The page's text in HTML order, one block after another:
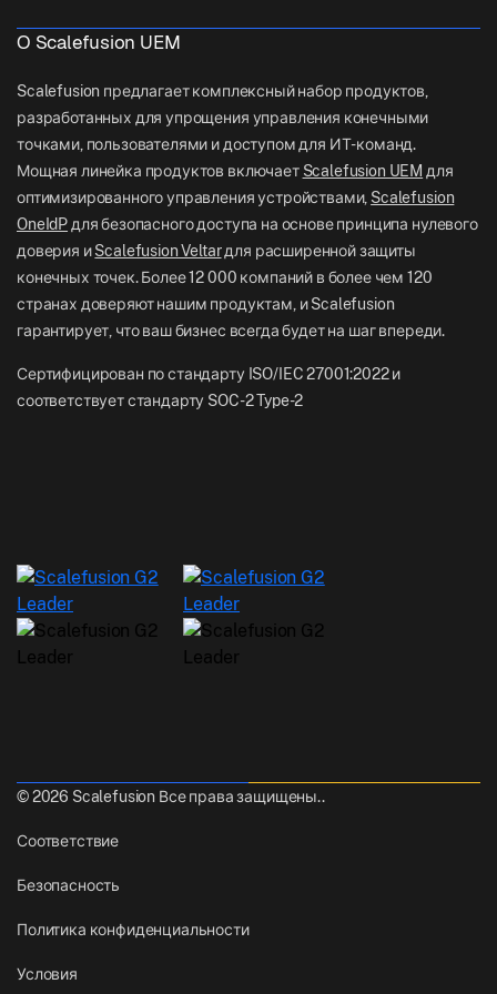
BFSI
Отдел новостей
Careers
US: +1-415-650-4500
NZ: +64-9-888-4315
India: +91-63694-45500
О Scalefusion UEM
Scalefusion предлагает комплексный набор продуктов,
разработанных для упрощения управления конечными
точками, пользователями и доступом для ИТ-команд.
Мощная линейка продуктов включает Scalefusion UEM для
оптимизированного управления устройствами, Scalefusion
OneIdPдля безопасного доступа на основе принципа нулевого
доверия иScalefusion Veltarдля расширенной защиты
конечных точек. Более 12 000 компаний в более чем 120
странах доверяют нашим продуктам, и Scalefusion
гарантирует, что ваш бизнес всегда будет на шаг впереди.
Сертифицирован по стандарту ISO/IEC 27001:2022 и
соответствует стандарту SOC-2 Type-2
© 2026 Scalefusion Все права защищены..
Соответствие
Безопасность
Политика конфиденциальности
Условия